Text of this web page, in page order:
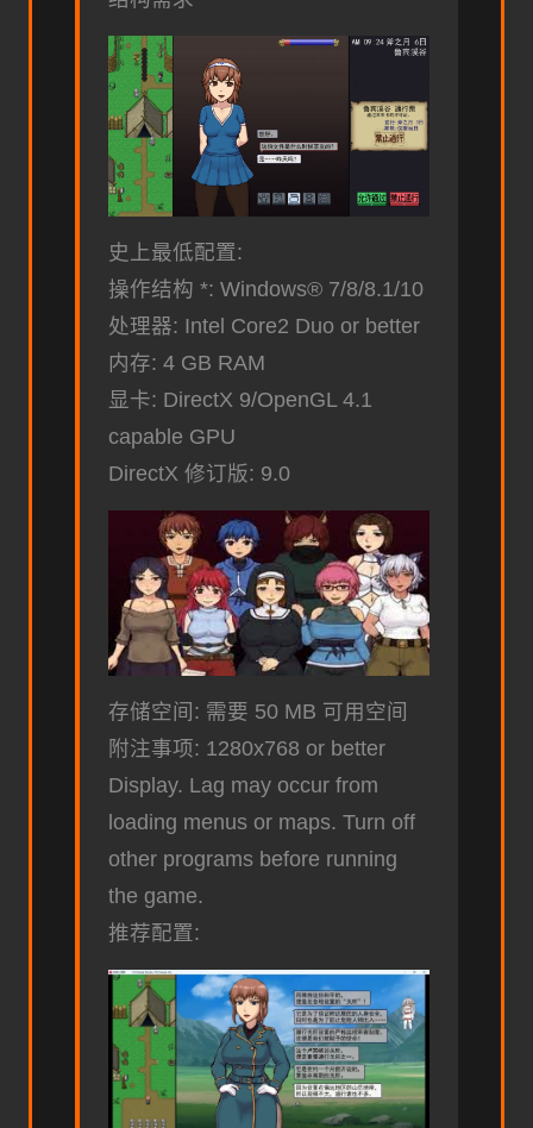
史上最低配置:
操作结构 *: Windows® 7/8/8.1/10
处理器: Intel Core2 Duo or better
内存: 4 GB RAM
显卡: DirectX 9/OpenGL 4.1
capable GPU
DirectX 修订版: 9.0
存储空间: 需要 50 MB 可用空间
附注事项: 1280x768 or better
Display. Lag may occur from
loading menus or maps. Turn off
other programs before running
the game.
推荐配置: